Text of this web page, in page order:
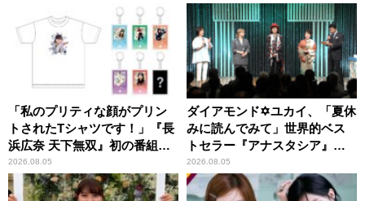
「私のプリティな顔がプリン
トされたTシャツです！」『長
浜広奈 天下無双』初の番組グ
ッズ発売
2026.08.05
ダイアモンド✡ユカイ、「夏休
みに読んでみて」世界的ベス
トセラー『アナスタシア』を
紹介
2026.08.05